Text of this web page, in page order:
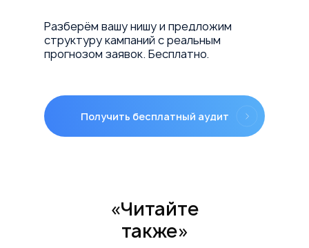
Получить бесплатный аудит
Разберём вашу нишу и предложим
структуру кампаний с реальным
прогнозом заявок. Бесплатно.
«Читайте
также»